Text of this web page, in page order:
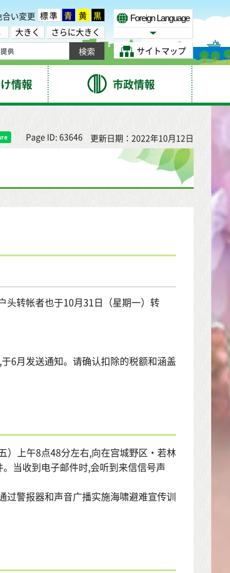
合い変更 標準 青 黄 黒
大きく
さらに大きく
Foreign Language
Select Language
サイトマップ
情報 市政情報
Page ID: 63646 更新日期：2022年10月12日
头转帐者也于10月31日（星期一）转
6月发送通知。请确认扣除的税额和涵盖
）上午8点48分左右,向在宫城野区・若林
当收到电子邮件时,会听到来信信号声
过警报器和声音广播实施海啸避难宣传训